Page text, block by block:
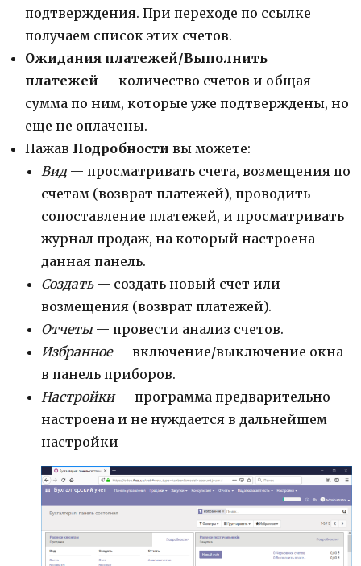
подтверждения. При переходе по ссылке
получаем список этих счетов.
Ожидания платежей/Выполнить
платежей — количество счетов и общая
сумма по ним, которые уже подтверждены, но
еще не оплачены.
Нажав Подробностивы можете:
Вид— просматривать счета, возмещения по
счетам (возврат платежей), проводить
сопоставление платежей, и просматривать
журнал продаж, на который настроена
данная панель.
Создать— создать новый счет или
возмещения (возврат платежей).
Отчеты— провести анализ счетов.
Избранное— включение/выключение окна
в панель приборов.
Настройки— программа предварительно
настроена и не нуждается в дальнейшем
настройки